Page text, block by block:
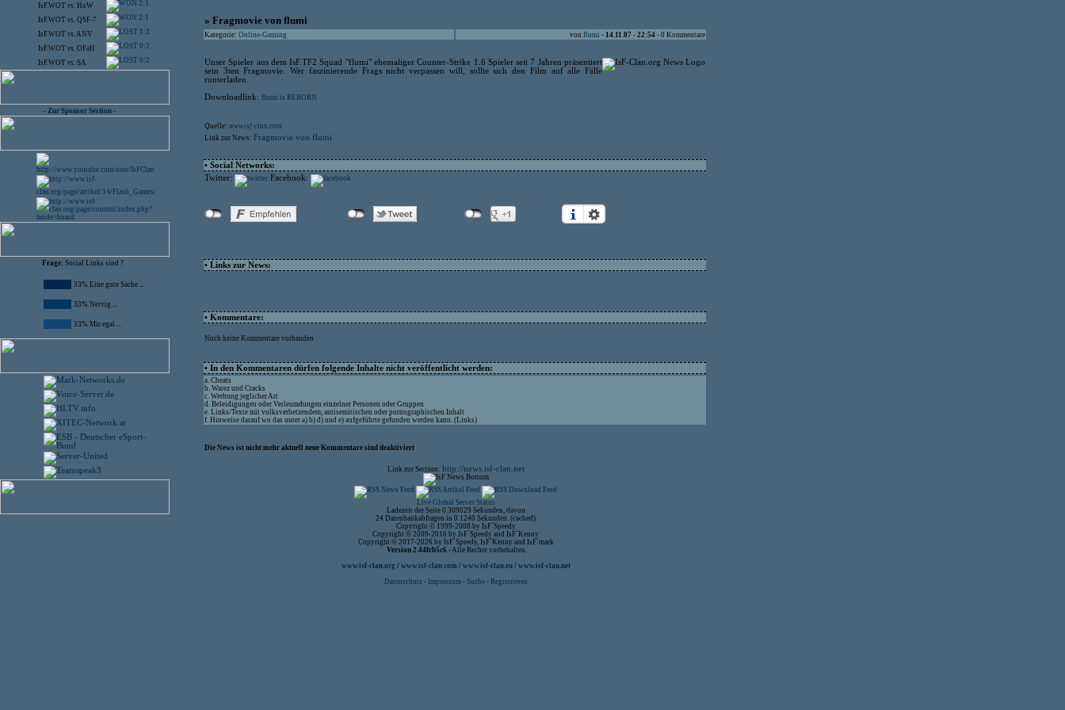
IsF.WOT vs. HoW 2:1
IsF.WOT vs. QSF-7 2:1
IsF.WOT vs.ANV 1:2
IsF.WOT vs. OFaH 0:2
IsF.WOT vs. SA 0:2
- Zur Sponsor Section -
Frage: Social Links sind ?
33% Eine gute Sache ...
33% Nervig ...
33% Mir egal ...
» Fragmovie von flumi
Kategorie: Online-Gaming von flumi - 14.11.07 - 22:54 - 0 Kommentare
Unser Spieler aus dem IsF.TF2 Squad "flumi" ehemaliger Counter-Strike 1.6 Spieler seit 7 Jahren präsentiert
sein 3ten Fragmovie. Wer faszinierende Frags nicht verpassen will, sollte sich den Film auf alle Fälle
runterladen.
Downloadlink: flumi is REBORN
Quelle: www.isf-clan.com
Link zur News: Fragmovie von flumi
• Social Networks:
Twitter:
Facebook:
• Links zur News:
• Kommentare:
Noch keine Kommentare vorhanden
• In den Kommentaren dürfen folgende Inhalte nicht veröffentlicht werden:
a. Cheats
b. Warez und Cracks
c. Werbung jeglicher Art
d. Beleidigungen oder Verleumdungen einzelner Personen oder Gruppen
e. Links/Texte mit volksverhetzendem, antisemitischen oder pornographischen Inhalt
f. Hinweise darauf wo das unter a) b) d) und e) aufgeführte gefunden werden kann. (Links)
Die News ist nicht mehr aktuell neue Kommentare sind deaktiviert
Link zur Section: http://news.isf-clan.net
Live Global Server Status
Ladezeit der Seite 0.309029 Sekunden, davon
24 Datenbankabfragen in 0.1240 Sekunden. (cached)
Copyright © 1999-2008 by IsF`Speedy
Copyright © 2009-2016 by IsF`Speedy and IsF`Kenny
Copyright © 2017-2026 by IsF`Speedy, IsF`Kenny and IsF`mark
Version 2.44fcb5c6 - Alle Rechte vorbehalten
www.isf-clan.org / www.isf-clan.com / www.isf-clan.eu/ www.isf-clan.net
Datenschutz - Impressum- Suche- Registrieren